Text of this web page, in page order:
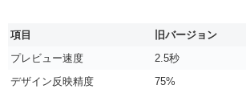
項目 旧バージョン
プレビュー速度
2.5秒
デザイン反映精度
75%